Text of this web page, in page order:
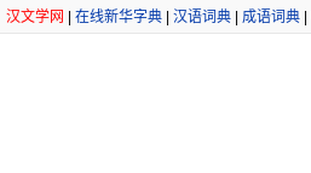
汉文学网 在线新华字典 汉语词典 成语词典